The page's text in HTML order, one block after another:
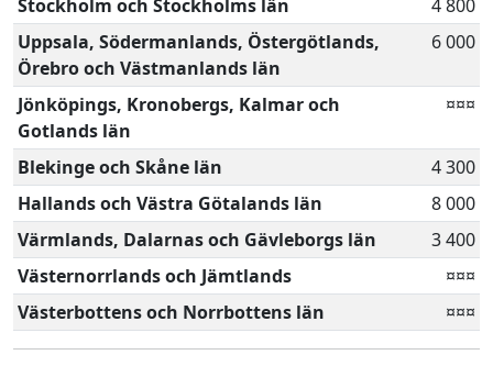
Stockholm och Stockholms län
4 800
Uppsala, Södermanlands, Östergötlands,
Örebro och Västmanlands län
6 000
Jönköpings, Kronobergs, Kalmar och
Gotlands län
¤¤¤
Blekinge och Skåne län
4 300
Hallands och Västra Götalands län
8 000
Värmlands, Dalarnas och Gävleborgs län
3 400
Västernorrlands och Jämtlands
¤¤¤
Västerbottens och Norrbottens län
¤¤¤